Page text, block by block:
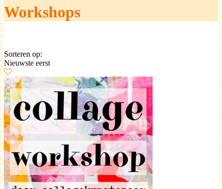
Workshops
Sorteren op:
Nieuwste eerst